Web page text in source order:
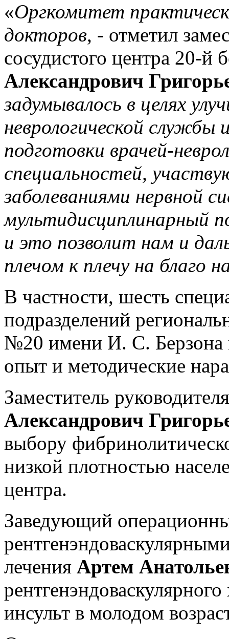
«Оргкомитет
докторов, - отметил
сосудистого центра 20-й
Александрович
задумывалось в целях
неврологической службы
подготовки врачей-
специальностей,
заболеваниями нервной
мультидисциплинарный
и это позволит нам и
плечом к плечу на благо
В частности, шесть
подразделений
№20 имени И. С. Берзона
опыт и методические
Заместитель
Александрович
выбору
низкой плотностью
центра.
Заведующий
лечения Артем
инсульт в молодом